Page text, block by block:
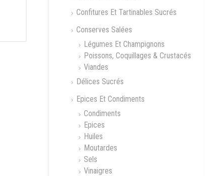
Eau-de-vie Poire...
Confitures Et Tartinables Sucrés
Conserves Salées
Légumes Et Champignons
Poissons, Coquillages & Crustacés
Viandes
Délices Sucrés
Epices Et Condiments
Condiments
Epices
Huiles
Moutardes
Sels
Vinaigres